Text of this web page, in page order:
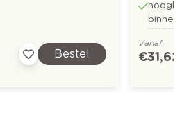
Bestel
Vanaf
€ 31,62